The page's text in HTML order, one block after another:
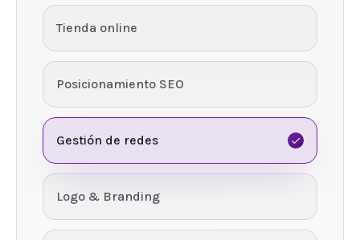
Tienda online
Posicionamiento SEO
Gestión de redes
Logo & Branding